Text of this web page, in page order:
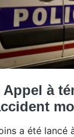
Appel à
a été lancé